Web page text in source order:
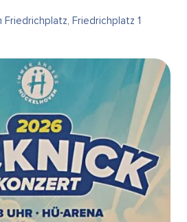
Friedrichplatz 1